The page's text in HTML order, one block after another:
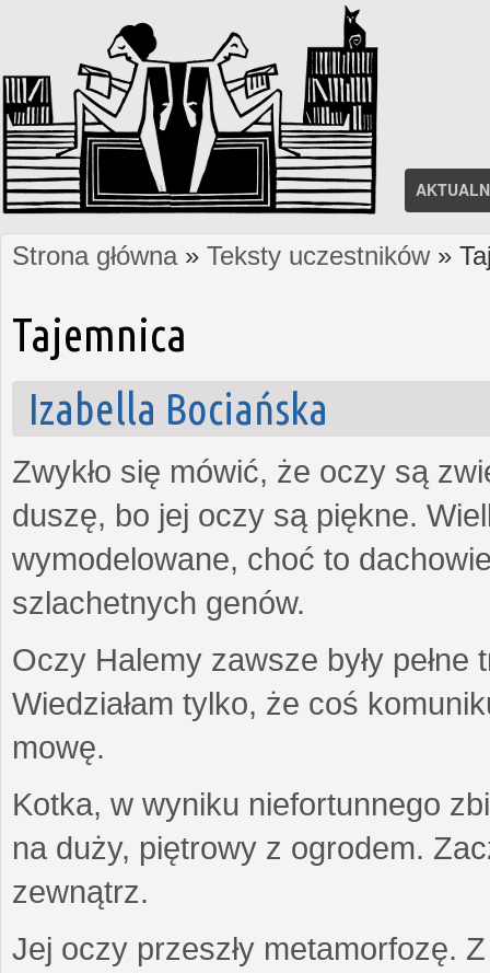
Jesteś tutaj
Strona główna» Teksty uczestników»
Tajemnica
Izabella Bociańska
Zwykło się mówić, że oczy są
duszę, bo jej oczy są piękne.
wymodelowane, choć to
szlachetnych genów.
Oczy Halemy zawsze były
Wiedziałam tylko, że coś
mowę.
Kotka, w wyniku niefortunnego
na duży, piętrowy z ogrodem.
zewnątrz.
Jej oczy przeszły metamorfozę.